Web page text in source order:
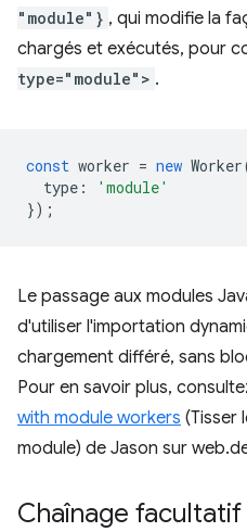
"module"} , qui modifie la
chargés et exécutés, pour
type="module"> .
const worker = new Worker
type :
'module'
});
Le passage aux modules
d'utiliser l'importation
chargement différé, sans
Pour en savoir plus,
with module workers (Tisser
module) de Jason sur
Chaînage facultatif